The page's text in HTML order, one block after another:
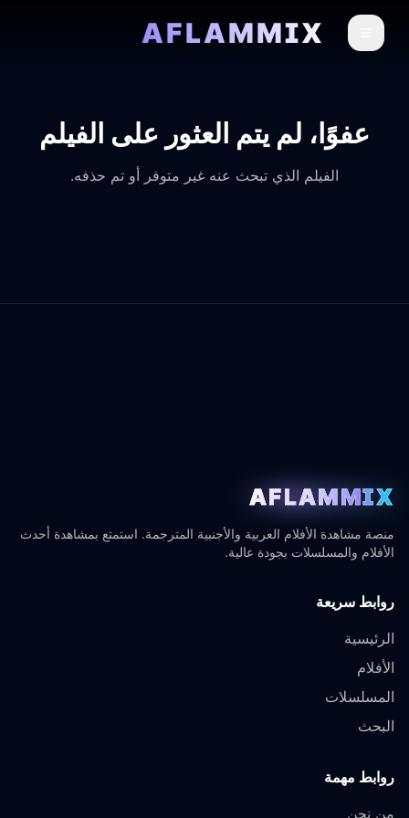
AFLAMMIX
عفوًا، لم يتم العثور على الفيلم
الفيلم الذي تبحث عنه غير متوفر أو تم حذفه.
AFLAMMIX
منصة مشاهدة الأفلام العربية والأجنبية المترجمة. استمتع بمشاهدة أحدث
الأفلام والمسلسلات بجودة عالية.
روابط سريعة
الرئيسية
الأفلام
المسلسلات
البحث
روابط مهمة
من نحن